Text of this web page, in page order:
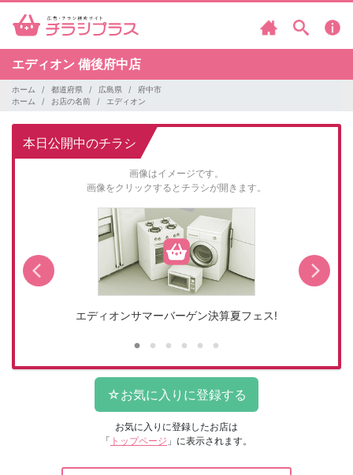
エディオン 備後府中店
ホーム 都道府県 広島県
府中市
ホーム
お店の名前 エディオン
本日公開中のチラシ
画像はイメージです。
画像をクリックするとチラシが開きます。
エディオンサマーバーゲン決算夏フェス!
お気に入りに登録したお店は
「 トップページ 」に表示されます。